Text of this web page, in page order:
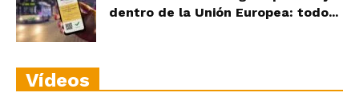
dentro de la Unión Europea: todo...
Vídeos